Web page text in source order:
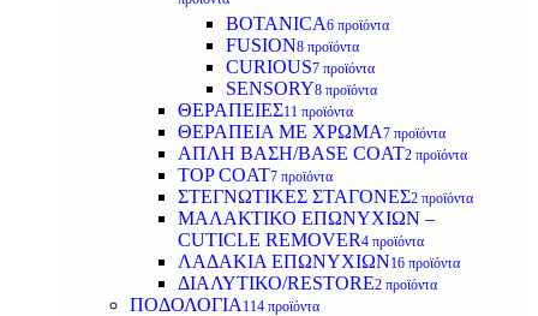
BOTANICA6 προϊόντα
FUSION8 προϊόντα
CURIOUS7 προϊόντα
SENSORY8 προϊόντα
ΘΕΡΑΠΕΙΕΣ11 προϊόντα
ΘΕΡΑΠΕΙΑ ΜΕ ΧΡΩΜΑ7 προϊόντα
ΑΠΛΗ ΒΑΣΗ/BASE COAT2 προϊόντα
TOP COAT7 προϊόντα
ΣΤΕΓΝΩΤΙΚΕΣ ΣΤΑΓΟΝΕΣ2 προϊόντα
ΜΑΛΑΚΤΙΚΟ ΕΠΩΝΥΧΙΩΝ –
CUTICLE REMOVER4 προϊόντα
ΛΑΔΑΚΙΑ ΕΠΩΝΥΧΙΩΝ16 προϊόντα
ΔΙΑΛΥΤΙΚΟ/RESTORE2 προϊόντα
ΠΟΔΟΛΟΓΙΑ 114 προϊόντα